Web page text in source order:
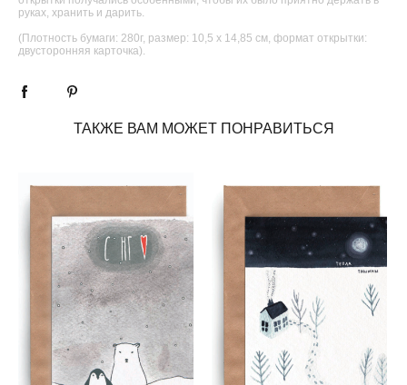
руках, хранить и дарить.
(Плотность бумаги: 280г, размер: 10,5 х 14,85 см, формат открытки:
двусторонняя карточка).
ТАКЖЕ ВАМ МОЖЕТ ПОНРАВИТЬСЯ